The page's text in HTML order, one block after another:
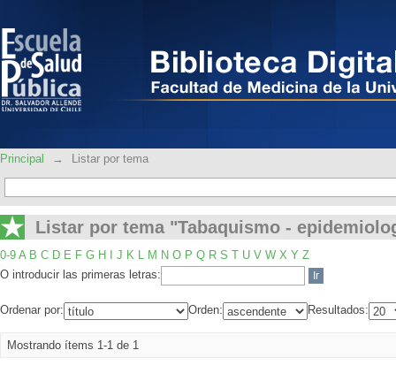
Principal → Listar por tema
Listar por tema "Tabaquismo -
0-9 A B C D E F G H J K L M N O P Q R S T U V W X Y Z
O introducir las primeras letras:
Ordenar por: Orden: Resultados:
Mostrando ítems 1-1 de 1